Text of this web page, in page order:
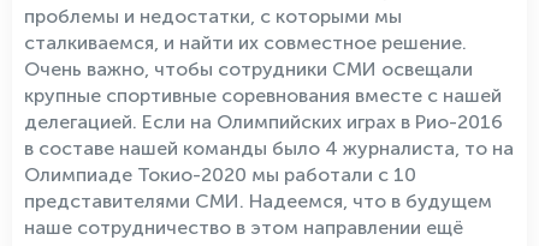
проблемы и недостатки, с которыми мы
сталкиваемся, и найти их совместное решение.
Очень важно, чтобы сотрудники СМИ освещали
крупные спортивные соревнования вместе с нашей
делегацией. Если на Олимпийских играх в Рио-2016
в составе нашей команды было 4 журналиста, то на
Олимпиаде Токио-2020 мы работали с 10
представителями СМИ. Надеемся, что в будущем
наше сотрудничество в этом направлении ещё